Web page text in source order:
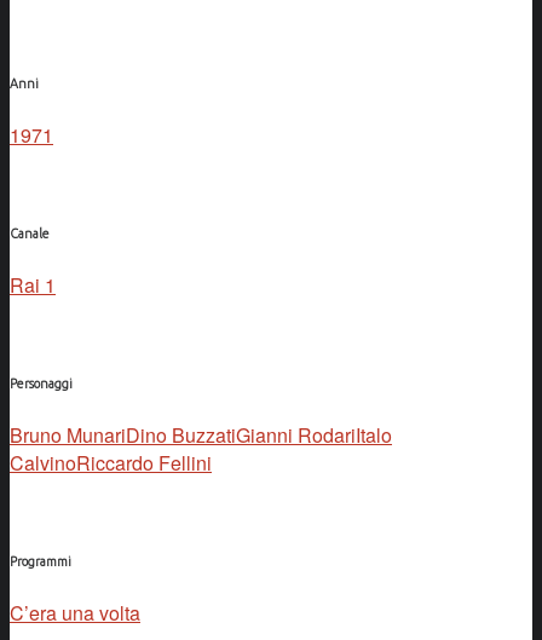
Anni
1971
Canale
Rai 1
Personaggi
Bruno MunariDino BuzzatiGianni RodariItalo
CalvinoRiccardo Fellini
Programmi
C’era una volta